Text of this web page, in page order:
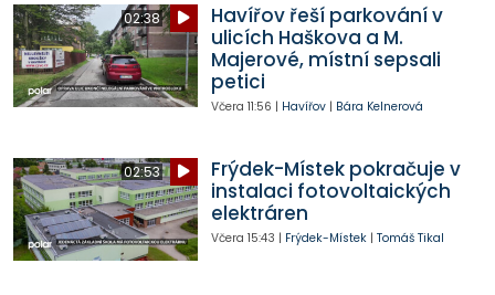
02:38
Havířov řeší parkování v
ulicích Haškova a M.
Majerové, místní sepsali
petici
Včera 11:56 | Havířov| Bára Kelnerová
02:53
Frýdek-Místek pokračuje v
instalaci fotovoltaických
elektráren
Včera 15:43 | Frýdek-Místek| Tomáš Tikal